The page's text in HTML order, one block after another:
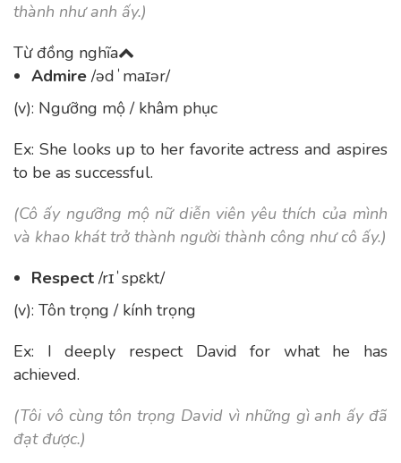
thành như anh ấy.)
Từ đồng nghĩa
Admire/ədˈmaɪər/
(v): Ngưỡng mộ / khâm phục
Ex: She looks up to her favorite actress and aspires
to be as successful.
(Cô ấy ngưỡng mộ nữ diễn viên yêu thích của mình
và khao khát trở thành người thành công như cô ấy.)
Respect/rɪˈspɛkt/
(v): Tôn trọng / kính trọng
Ex: I deeply respect David for what he has
achieved.
(Tôi vô cùng tôn trọng David vì những gì anh ấy đã
đạt được.)